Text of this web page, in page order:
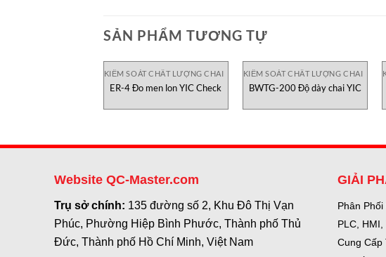
SẢN PHẨM TƯƠNG TỰ
KIỂM SOÁT CHẤT LƯỢNG CHAI
ER-4 Đo men lon YIC Check
KIỂM SOÁT CHẤT LƯỢNG CHAI
BWTG-200 Độ dày chai YIC
Website QC-Master.com
Trụ sở chính: 135 đường số 2, Khu Đô Thị Vạn
Phúc, Phường Hiệp Bình Phước, Thành phố Thủ
Đức, Thành phố Hồ Chí Minh, Việt Nam
GIẢI
Phân
PLC, HMI,
Cung Cấp